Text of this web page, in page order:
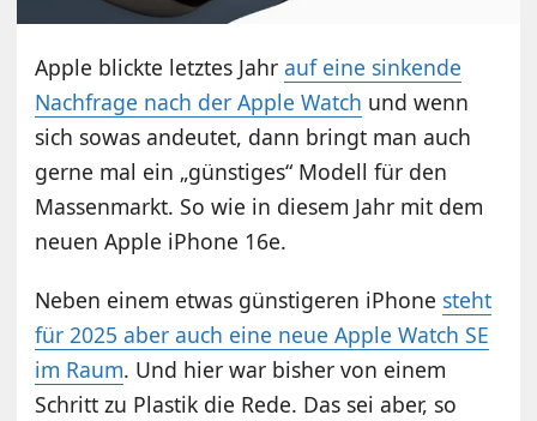
Apple blickte letztes Jahrauf eine sinkende
Nachfrage nach der Apple Watch und wenn
sich sowas andeutet, dann bringt man auch
gerne mal ein „günstiges“ Modell für den
Massenmarkt. So wie in diesem Jahr mit dem
neuen Apple iPhone 16e.
Neben einem etwas günstigeren iPhone steht
für 2025 aber auch eine neue Apple Watch SE
im Raum. Und hier war bisher von einem
Schritt zu Plastik die Rede. Das sei aber, so